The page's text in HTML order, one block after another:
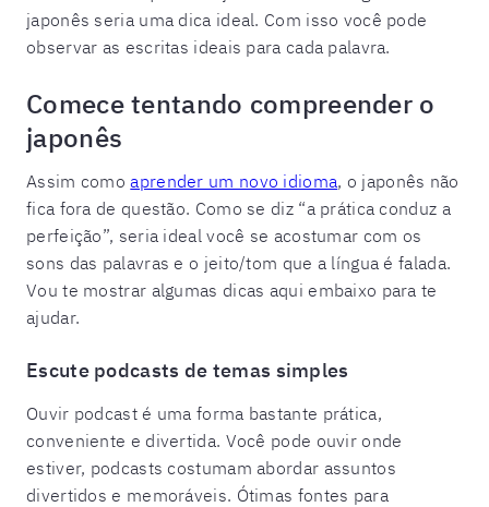
japonês seria uma dica ideal. Com isso você pode
observar as escritas ideais para cada palavra.
Comece tentando compreender o
japonês
Assim comoaprender um novo idioma, o japonês não
fica fora de questão. Como se diz “a prática conduz a
perfeição”, seria ideal você se acostumar com os
sons das palavras e o jeito/tom que a língua é falada.
Vou te mostrar algumas dicas aqui embaixo para te
ajudar.
Escute podcasts de temas simples
Ouvir podcast é uma forma bastante prática,
conveniente e divertida. Você pode ouvir onde
estiver, podcasts costumam abordar assuntos
divertidos e memoráveis. Ótimas fontes para